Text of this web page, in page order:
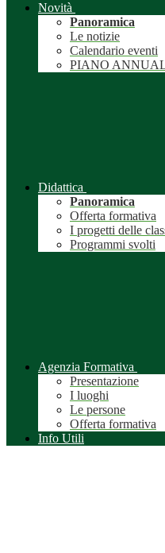
Novità
Panoramica
Le notizie
Calendario eventi
PIANO
Didattica
Panoramica
Offerta formativa
I progetti delle
Programmi svolti
Agenzia Formativa
Presentazione
I luoghi
Le persone
Offerta formativa
Info Utili